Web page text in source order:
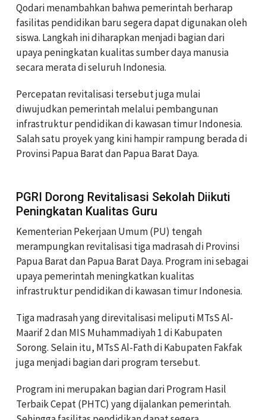
Qodari menambahkan bahwa pemerintah berharap
fasilitas pendidikan baru segera dapat digunakan oleh
siswa. Langkah ini diharapkan menjadi bagian dari
upaya peningkatan kualitas sumber daya manusia
secara merata di seluruh Indonesia.
Percepatan revitalisasi tersebut juga mulai
diwujudkan pemerintah melalui pembangunan
infrastruktur pendidikan di kawasan timur Indonesia.
Salah satu proyek yang kini hampir rampung berada di
Provinsi Papua Barat dan Papua Barat Daya.
PGRI Dorong Revitalisasi Sekolah Diikuti
Peningkatan Kualitas Guru
Kementerian Pekerjaan Umum (PU) tengah
merampungkan revitalisasi tiga madrasah di Provinsi
Papua Barat dan Papua Barat Daya. Program ini sebagai
upaya pemerintah meningkatkan kualitas
infrastruktur pendidikan di kawasan timur Indonesia.
Tiga madrasah yang direvitalisasi meliputi MTsS Al-
Maarif 2 dan MIS Muhammadiyah 1 di Kabupaten
Sorong. Selain itu, MTsS Al-Fath di Kabupaten Fakfak
juga menjadi bagian dari program tersebut.
Program ini merupakan bagian dari Program Hasil
Terbaik Cepat (PHTC) yang dijalankan pemerintah.